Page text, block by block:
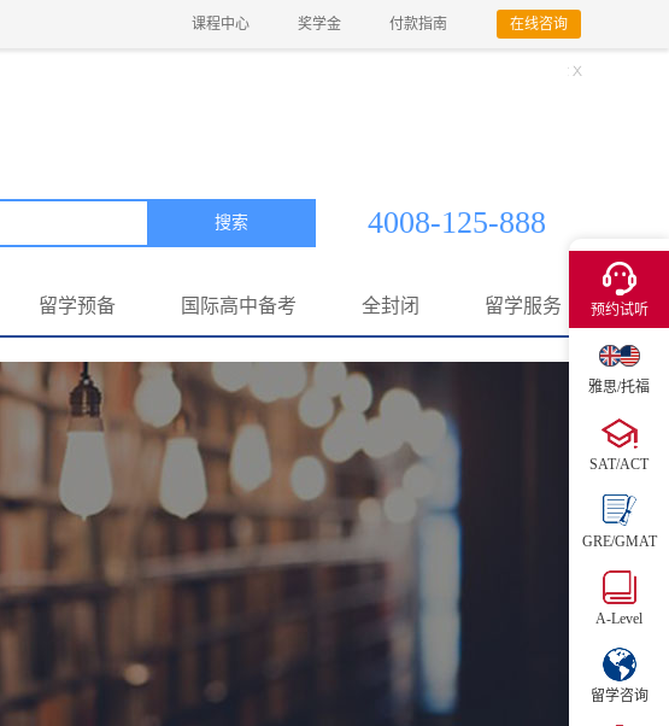
课程中心 奖学金 付款指南 在线咨询
搜索 4008-125-888
留学预备 国际高中备考 全封闭 留学服务 预约试听
雅思/托福
SAT/ACT
GRE/GMAT
A-Level
留学咨询
×
获取